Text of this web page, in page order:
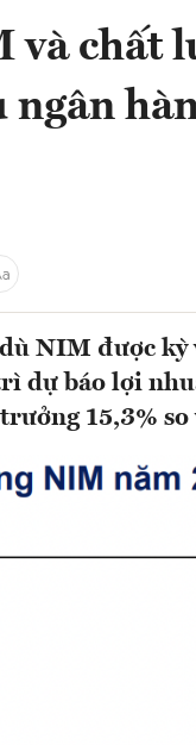
và chất
ngân
NIM được kỳ
dự báo lợi
15,3% so